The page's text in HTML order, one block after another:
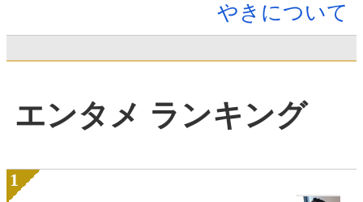
やきについて
エンタメ ランキング